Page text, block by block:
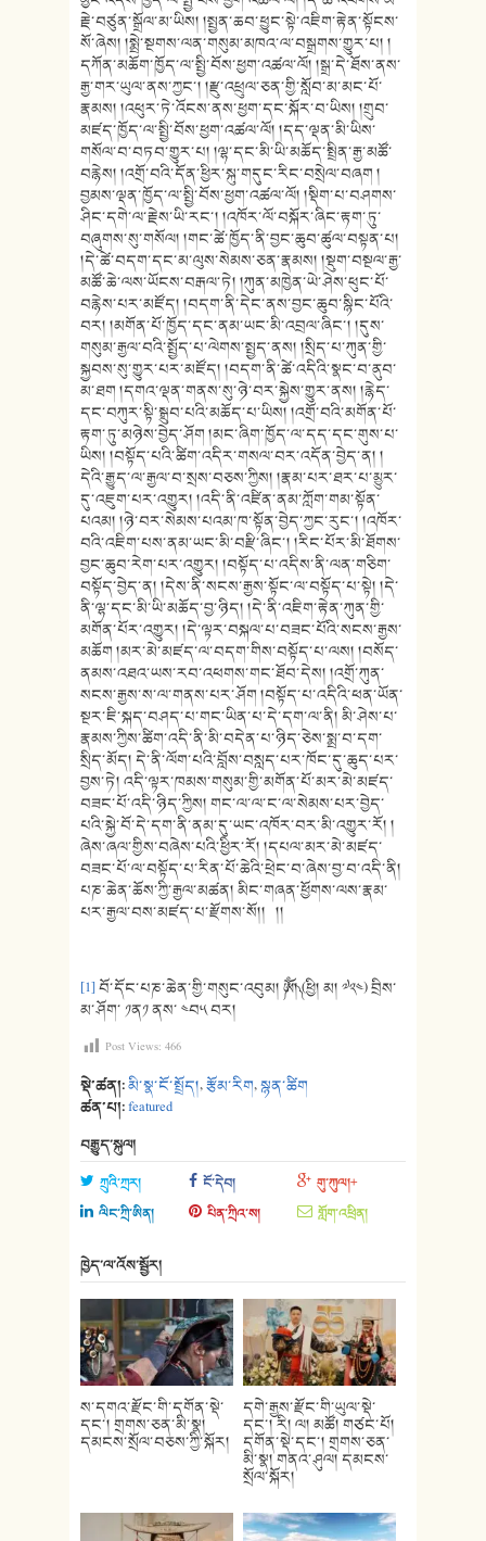
[1]བོ་དོང་པཎ་ཆེན་གྱི་གསུང་འབུམ། ༼ཨོཾ།༽ (ཕྱི། མ། ༧༢༤) བྲིས་
མ་ཤོག་ ༡ན༡ ནས་ ༤བ༥ བར།
Post Views: 466
སྡེ་ཚན།:མི་སྣ་ངོ་སྤྲོད།,རྩོམ་རིག,སྙན་ཚིག
ཚན་པ།:featured
བརྒྱུད་སྐུལ།
ཀྲུའི་ཀྲར། ངོ་དེབ།
གུ་ཀུལ།+
ལིང་ཀྲི་ཨིན།
པིན་ཀྲིའ་ས། གློག་འཕྲིན།
ཁྱེད་ལ་འོས་སྦྱོར།
ས་དགའ་རྫོང་གི་དགོན་སྡེ་
དང་། གྲགས་ཅན་མི་སྣ།
དམངས་སྲོལ་བཅས་ཀྱི་སྐོར།
དགེ་རྒྱས་རྫོང་གི་ཡུལ་སྡེ་
དང་། རི། ལ། མཚོ། གཙང་པོ།
དགོན་སྡེ་དང་། གྲགས་ཅན་
མི་སྣ། གནའ་ཤུལ། དམངས་
སྲོལ་སྐོར།